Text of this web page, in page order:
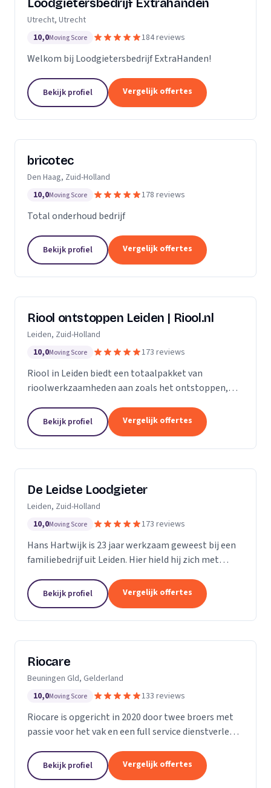
Loodgietersbedrijf Extrahanden
Utrecht, Utrecht
10,0Moving Score 184 reviews
Welkom bij Loodgietersbedrijf ExtraHanden!
Bekijk profiel Vergelijk offertes
bricotec
Den Haag, Zuid-Holland
10,0Moving Score 178 reviews
Total onderhoud bedrijf
Bekijk profiel Vergelijk offertes
Riool ontstoppen Leiden | Riool.nl
Leiden, Zuid-Holland
10,0Moving Score 173 reviews
Riool in Leiden biedt een totaalpakket van
rioolwerkzaamheden aan zoals het ontstoppen,
jouw riool verstopt in Leiden, dan gaan onze...
Bekijk profiel Vergelijk offertes
De Leidse Loodgieter
Leiden, Zuid-Holland
10,0Moving Score 173 reviews
Hans Hartwijk is 23 jaar werkzaam geweest bij een
familiebedrijf uit Leiden. Hier hield hij zich met
verder gegaan als de Leidse Loodgieter. Met de...
Bekijk profiel Vergelijk offertes
Riocare
Beuningen Gld, Gelderland
10,0Moving Score 133 reviews
Riocare is opgericht in 2020 door twee broers met
passie voor het vak en een full service dienstverlener
leveren diensten op het gebied van...
Bekijk profiel Vergelijk offertes